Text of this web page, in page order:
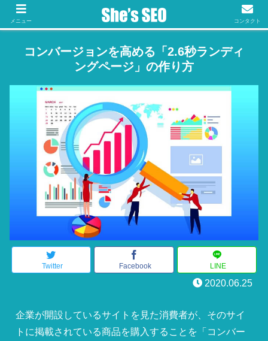
コンバージョンを高める「2.6秒ランディ
ングページ」の作り方
Twitter Facebook LINE
2020.06.25
企業が開設しているサイトを見た消費者が、そのサイ
トに掲載されている商品を購入することを「コンバー
メニュー コンタクト